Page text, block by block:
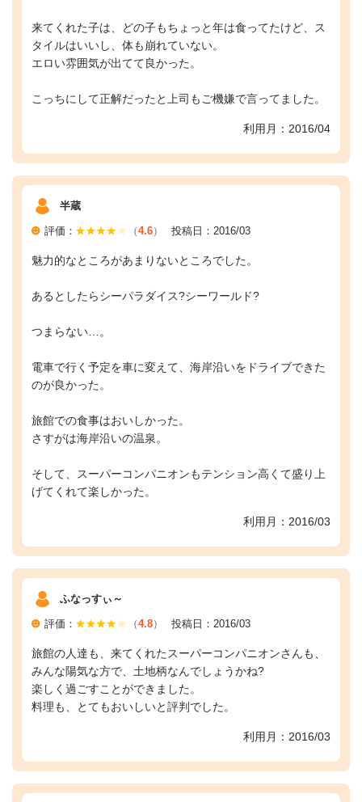
来てくれた子は、どの子もちょっと年は食ってたけど、ス
タイルはいいし、体も崩れていない。
エロい雰囲気が出てて良かった。
こっちにして正解だったと上司もご機嫌で言ってました。
利用月：2016/04
半蔵
評価： （4.6） 投稿日：2016/03
魅力的なところがあまりないところでした。
あるとしたらシーパラダイス?シーワールド?
つまらない…。
電車で行く予定を車に変えて、海岸沿いをドライブできた
のが良かった。
旅館での食事はおいしかった。
さすがは海岸沿いの温泉。
そして、スーパーコンパニオンもテンション高くて盛り上
げてくれて楽しかった。
利用月：2016/03
ふなっすぃ～
評価： （4.8） 投稿日：2016/03
旅館の人達も、来てくれたスーパーコンパニオンさんも、
みんな陽気な方で、土地柄なんでしょうかね?
楽しく過ごすことができました。
料理も、とてもおいしいと評判でした。
利用月：2016/03